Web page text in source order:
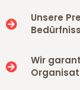
Unsere
Wir